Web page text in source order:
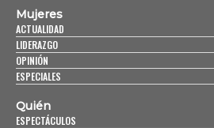
Mujeres
ACTUALIDAD
LIDERAZGO
OPINIÓN
ESPECIALES
Quién
ESPECTÁCULOS